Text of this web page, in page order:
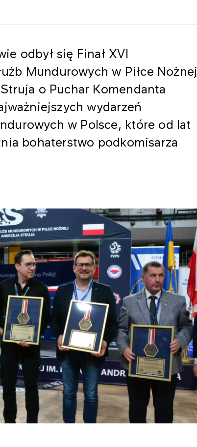
odbył się Finał XVI
Mundurowych w Piłce Nożnej
o Puchar Komendanta
wydarzeń
w Polsce, które od lat
bohaterstwo podkomisarza